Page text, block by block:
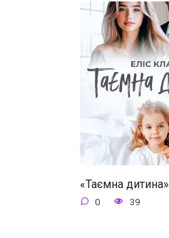
«Таємна
0 39